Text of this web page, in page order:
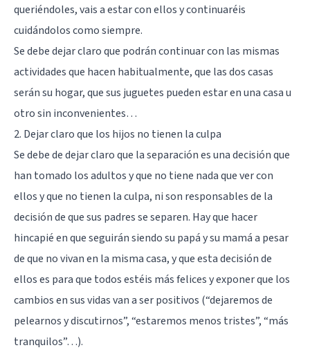
área de
mental
y he
clínicos
con
Adolescentes
y
Trastornos
Ansiedad
y
en el
tratamiento
de la
ansiedad
y la
depresión,
utilizando
enfoques
basados
evidencia
para
ayudarte
a
queriéndoles, vais a estar con ellos y continuaréis
cuidándolos como siempre.
Se debe dejar claro que podrán continuar con las mismas
actividades que hacen habitualmente, que las dos casas
serán su hogar, que sus juguetes pueden estar en una casa u
otro sin inconvenientes…
2. Dejar claro que los hijos no tienen la culpa
Se debe de dejar claro que la separación es una decisión que
han tomado los adultos y que no tiene nada que ver con
ellos y que no tienen la culpa, ni son responsables de la
decisión de que sus padres se separen. Hay que hacer
hincapié en que seguirán siendo su papá y su mamá a pesar
de que no vivan en la misma casa, y que esta decisión de
ellos es para que todos estéis más felices y exponer que los
cambios en sus vidas van a ser positivos (“dejaremos de
pelearnos y discutirnos”, “estaremos menos tristes”, “más
tranquilos”…).